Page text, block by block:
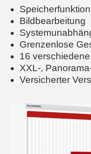
Bildbearbeitung
Grenzenlose
16
XXL-,
Versicherter